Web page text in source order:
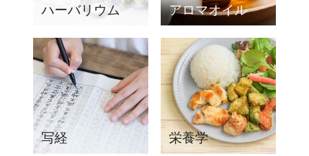
ハーバリウム アロマオイル
写経 栄養学